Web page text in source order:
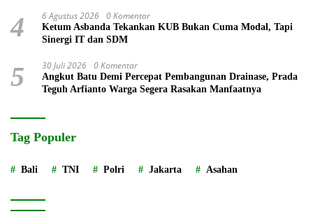
4 6 Agustus 2026 0 Komentar
Ketum Asbanda Tekankan KUB Bukan Cuma Modal, Tapi
Sinergi IT dan SDM
5 30 Juli 2026 0 Komentar
Angkut Batu Demi Percepat Pembangunan Drainase, Prada
Teguh Arfianto Warga Segera Rasakan Manfaatnya
Tag Populer
Bali TNI Polri Jakarta Asahan